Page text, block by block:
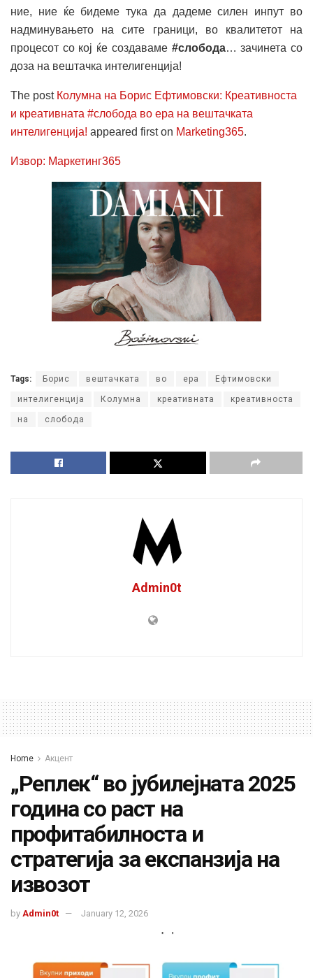
ние, ние ќе бидеме тука да дадеме силен инпут во
надминувањето на сите граници, во квалитетот на
процесот со кој ќе создаваме #слобода… зачинета со
доза на вештачка интелигенција!
The post Колумна на Борис Ефтимовски: Креативноста
и креативната #слобода во ера на вештачката
интелигенција! appeared first on Marketing365.
Извор: Маркетинг365
Tags: Борис вештачката во ера Ефтимовски
интелигенција Колумна креативната креативноста
на слобода
Admin0t
Home Акцент
„Реплек“ во јубилејната 2025
година со раст на
профитабилноста и
стратегија за експанзија на
извозот
by Admin0t January 12, 2026